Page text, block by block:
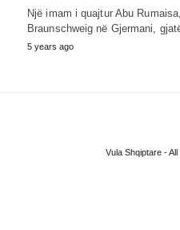
Një imam i quajtur Abu
Braunschweig në Gjermani,
5 years ago
Vula Shqiptare -